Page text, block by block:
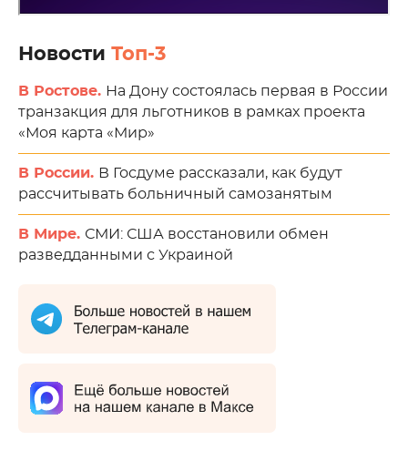
Новости Топ-3
В Ростове. На Дону состоялась первая в России
транзакция для льготников в рамках проекта
«Моя карта «Мир»
В России. В Госдуме рассказали, как будут
рассчитывать больничный самозанятым
В Мире. СМИ: США восстановили обмен
разведданными с Украиной